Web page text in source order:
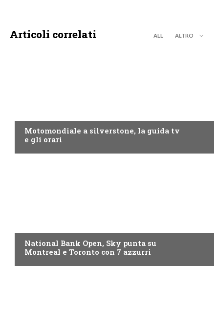
Articoli correlati ALL ALTRO
Motomondiale a silverstone, la guida tv
e gli orari
National Bank Open, Sky punta su
Montreal e Toronto con 7 azzurri